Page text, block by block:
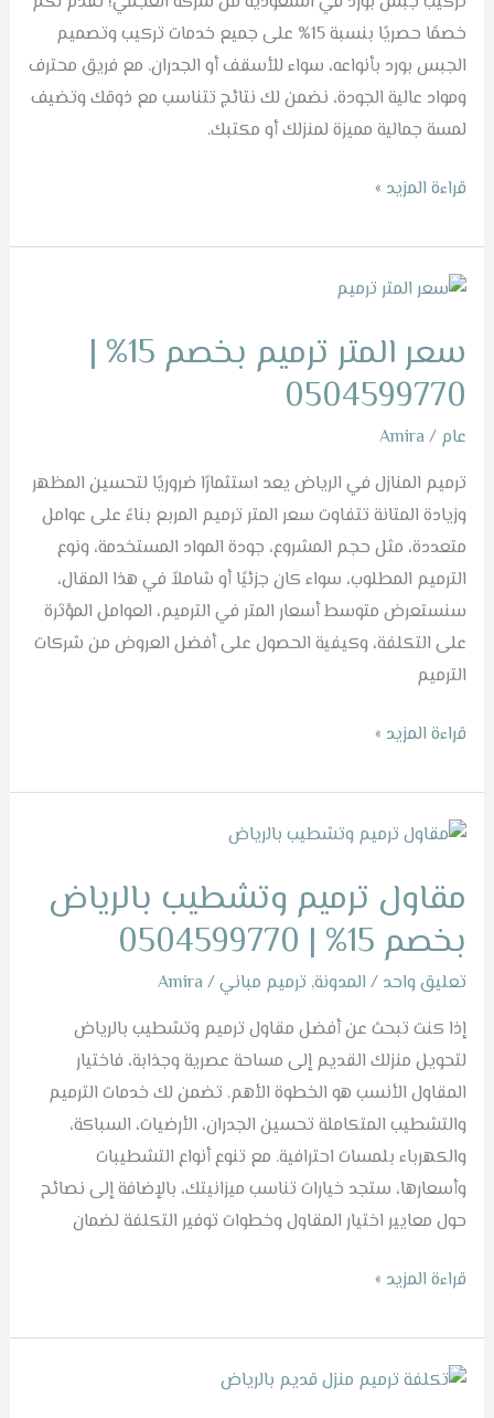
خصمًا حصريًا بنسبة 15% على جميع خدمات تركيب وتصميم
الجبس بورد بأنواعه، سواء للأسقف أو الجدران. مع فريق محترف
ومواد عالية الجودة، نضمن لك نتائج تتناسب مع ذوقك وتضيف
لمسة جمالية مميزة لمنزلك أو مكتبك.
0504599770
قراءة المزيد »
سعر المتر ترميم بخصم 15% |
0504599770
عام /
Amira
ترميم المنازل في الرياض يعد استثمارًا ضروريًا لتحسين المظهر
وزيادة المتانة تتفاوت سعر المتر ترميم المربع بناءً على عوامل
متعددة، مثل حجم المشروع، جودة المواد المستخدمة، ونوع
الترميم المطلوب، سواء كان جزئيًا أو شاملاً في هذا المقال،
سنستعرض متوسط أسعار المتر في الترميم، العوامل المؤثرة
على التكلفة، وكيفية الحصول على أفضل العروض من شركات
الترميم
سعر
ترميم
بخصم
|
0504599770
قراءة المزيد »
مقاول ترميم وتشطيب بالرياض
بخصم 15% | 0504599770
تعليق واحد / المدونة, ترميم مباني/
Amira
إذا كنت تبحث عن أفضل مقاول ترميم وتشطيب بالرياض
لتحويل منزلك القديم إلى مساحة عصرية وجذابة، فاختيار
المقاول الأنسب هو الخطوة الأهم. تضمن لك خدمات الترميم
والتشطيب المتكاملة تحسين الجدران، الأرضيات، السباكة،
والكهرباء بلمسات احترافية. مع تنوع أنواع التشطيبات
وأسعارها، ستجد خيارات تناسب ميزانيتك، بالإضافة إلى نصائح
حول معايير اختيار المقاول وخطوات توفير التكلفة لضمان
مقاول
وتشطيب
بالرياض
بخصم
15%
|
0504599770
قراءة المزيد »
تكلفة